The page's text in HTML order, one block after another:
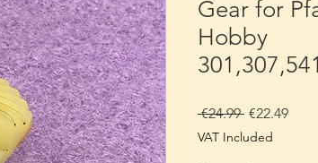
Gear for
Hobby
€24.99 Regular
Price
€22.49Sale
VAT Included